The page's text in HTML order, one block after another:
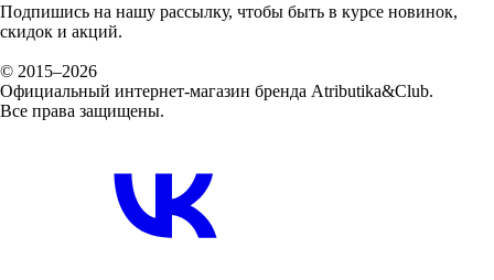
Подпишись на нашу рассылку, чтобы быть в курсе новинок,
скидок и акций.
© 2015–2026
Официальный интернет-магазин бренда Atributika&Club.
Все права защищены.